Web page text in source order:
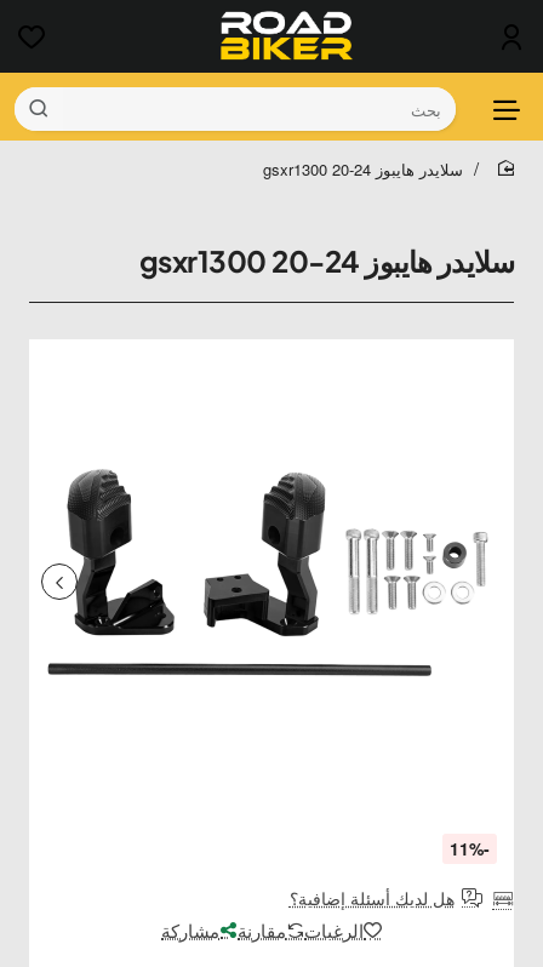
بحث
سلايدر هايبوز gsxr1300 20-24
سلايدر هايبوز gsxr1300 20-24
-11%
هل لديك أسئلة إضافية؟
الرغبات مقارنة مشاركة